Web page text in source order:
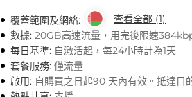
覆蓋範圍及網絡:
查看全部 (1)
數據: 20GB高速流量，用完後限速
每日基準: 自激活起，每24小時計為1天
套餐服務: 僅流量
啟用: 自購買之日起90 天內有效。抵達目